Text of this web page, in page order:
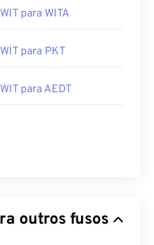
WIT para JST
WIT para WITA
WIT para PKT